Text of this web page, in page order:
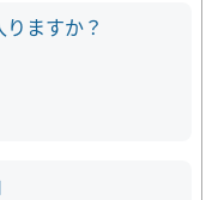
ますか？